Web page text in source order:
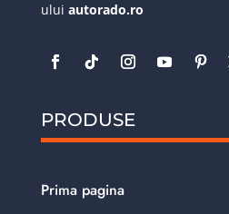
ului autorado.ro
PRODUSE
Prima pagina